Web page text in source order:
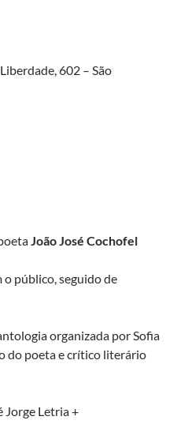
602 – São
João José Cochofel
o público, seguido de
organizada por Sofia
do poeta e crítico literário
Jorge Letria +